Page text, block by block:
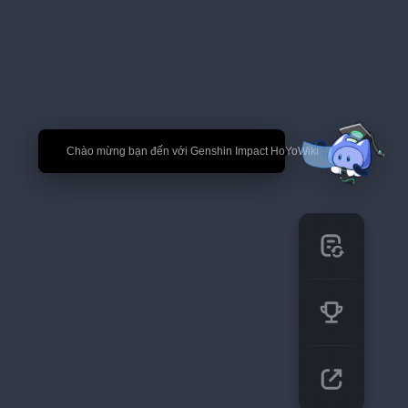
🎉 Chào mừng bạn đến với Genshin Impact HoYoWiki